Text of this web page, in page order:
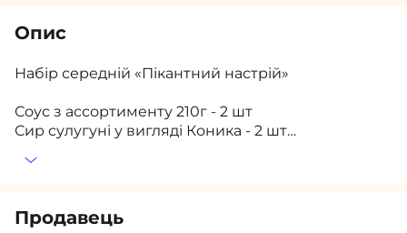
Опис
Набір середній «Пікантний настрій»
Соус з ассортименту 210г - 2 шт
Сир сулугуні у вигляді Коника - 2 шт
Новорічна листівка
Продавець